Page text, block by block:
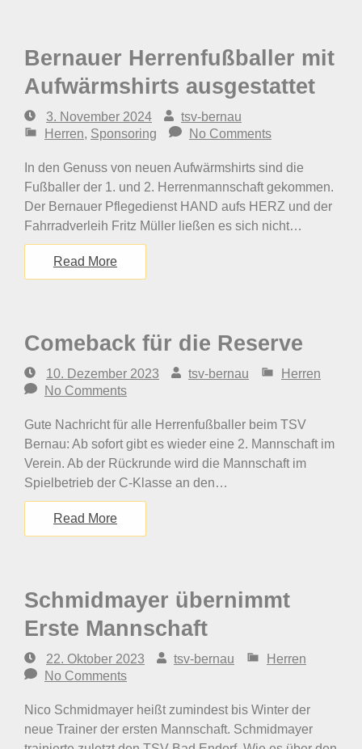
Bernauer Herrenfußballer mit
Aufwärmshirts ausgestattet
3. November 2024
tsv-bernau
Herren, Sponsoring No Comments
In den Genuss von neuen Aufwärmshirts sind die
Fußballer der 1. und 2. Herrenmannschaft gekommen.
Der Bernauer Pflegedienst HAND aufs HERZ und der
Fahrradverleih Fritz Müller ließen es sich nicht…
Read More
Comeback für die Reserve
10. Dezember 2023 tsv-bernau
Herren
No Comments
Gute Nachricht für alle Herrenfußballer beim TSV
Bernau: Ab sofort gibt es wieder eine 2. Mannschaft im
Verein. Ab der Rückrunde wird die Mannschaft im
Spielbetrieb der C-Klasse an den…
Read More
Schmidmayer übernimmt
Erste Mannschaft
22. Oktober 2023 tsv-bernau
Herren
No Comments
Nico Schmidmayer heißt zumindest bis Winter der
neue Trainer der ersten Mannschaft. Schmidmayer